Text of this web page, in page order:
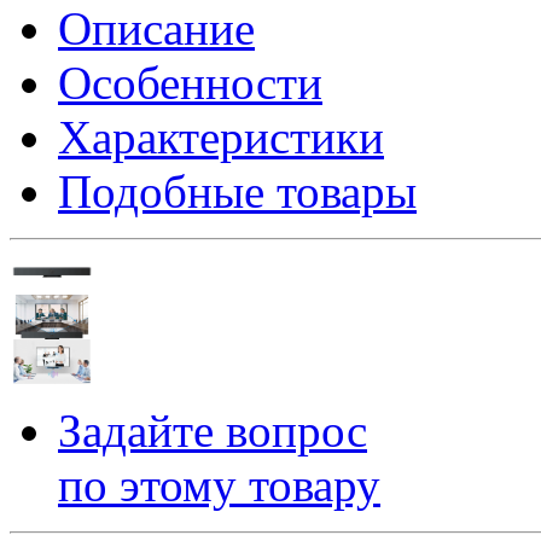
Описание
Особенности
Характеристики
Подобные товары
Задайте вопрос
по этому товару